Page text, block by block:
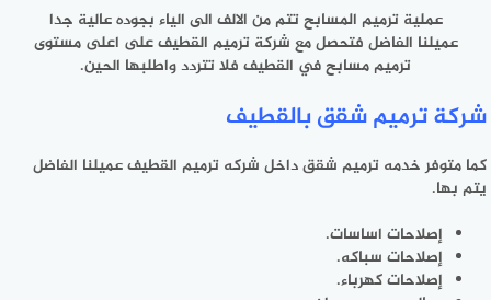
عملية ترميم المسابح تتم من الالف الى الياء بجوده عالية جدا
عميلنا الفاضل فتحصل مع شركة ترميم القطيف على اعلى مستوى
ترميم مسابح في القطيف فلا تتردد واطلبها الحين.
شركة ترميم شقق بالقطيف
كما متوفر خدمه ترميم شقق داخل شركه ترميم القطيف عميلنا الفاضل
يتم بها.
إصلاحات اساسات.
إصلاحات سباكه.
إصلاحات كهرباء.